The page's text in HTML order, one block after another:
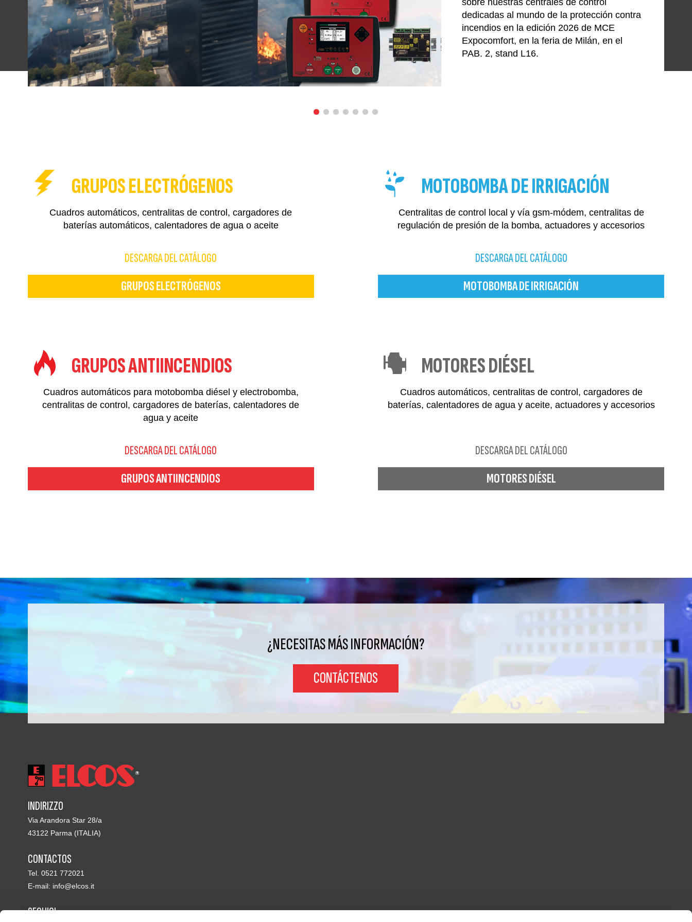
sobre nuestras centrales de control
dedicadas al mundo de la protección contra
incendios en la edición 2026 de MCE
Expocomfort, en la feria de Milán, en el
PAB. 2, stand L16.
GRUPOS ELECTRÓGENOS
Cuadros automáticos, centralitas de control, cargadores de
baterías automáticos, calentadores de agua o aceite
DESCARGA DEL CATÁLOGO
GRUPOS ELECTRÓGENOS
MOTOBOMBA DE IRRIGACIÓN
Centralitas de control local y vía gsm-módem, centralitas de
regulación de presión de la bomba, actuadores y accesorios
DESCARGA DEL CATÁLOGO
MOTOBOMBA DE IRRIGACIÓN
GRUPOS ANTIINCENDIOS
Cuadros automáticos para motobomba diésel y electrobomba,
centralitas de control, cargadores de baterías, calentadores de
agua y aceite
DESCARGA DEL CATÁLOGO
GRUPOS ANTIINCENDIOS
MOTORES DIÉSEL
Cuadros automáticos, centralitas de control, cargadores de
baterías, calentadores de agua y aceite, actuadores y accesorios
DESCARGA DEL CATÁLOGO
MOTORES DIÉSEL
¿NECESITAS MÁS INFORMACIÓN?
CONTÁCTENOS
INDIRIZZO
Via Arandora Star 28/a
43122 Parma (ITALIA)
CONTACTOS
Tel. 0521 772021
E-mail: info@elcos.it
SEGUICI